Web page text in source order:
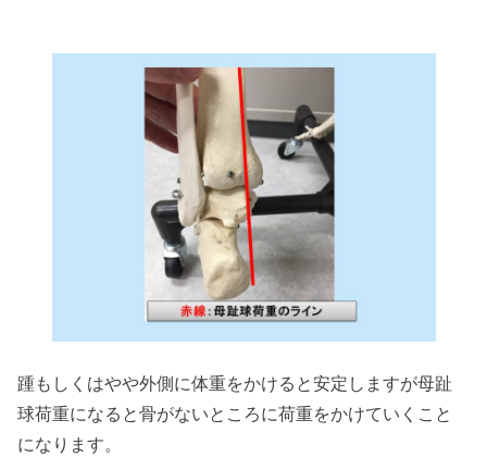
踵もしくはやや外側に体重をかけると安定しますが母趾
球荷重になると骨がないところに荷重をかけていくこと
になります。